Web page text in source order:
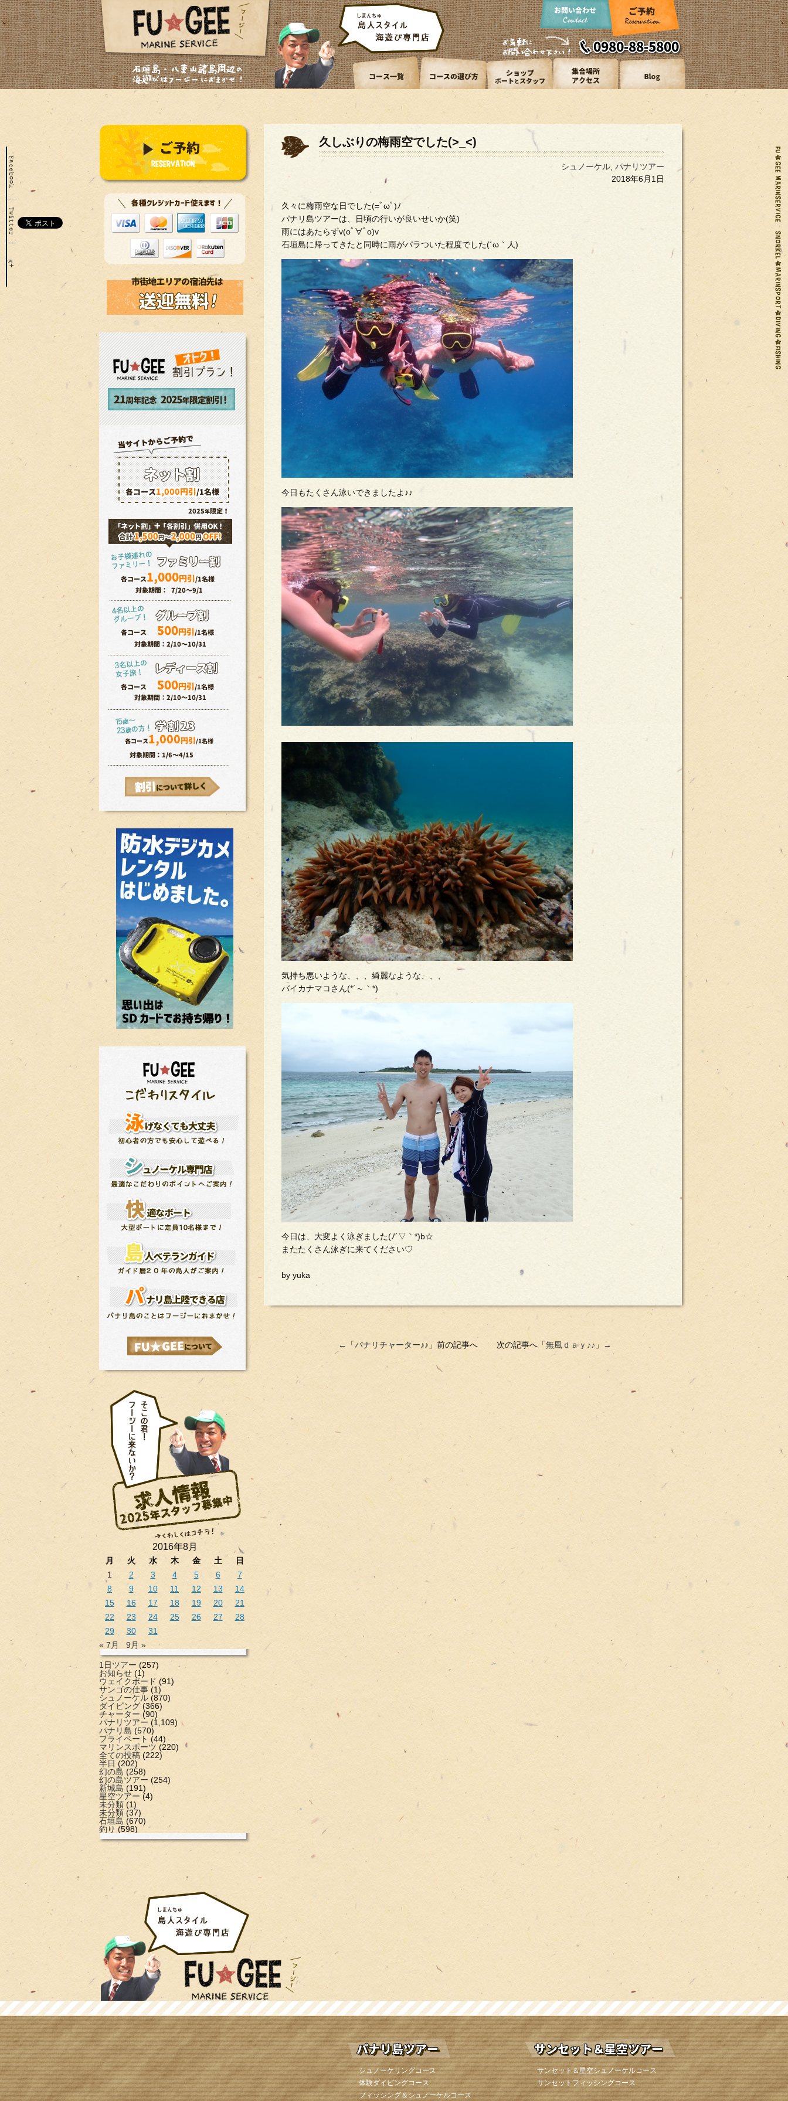
2016年8月
月 火 水 木 金 土
日
1
2 3 4 5 6
7
8
9 10 11 12 13
14
15
16 17 18 19 20
21
22
23 24 25 26 27
28
29
30
31
« 7月
9月 »
1日ツアー (257)
お知らせ (1)
ウェイクボード (91)
サンゴの仕事 (1)
シュノーケル (870)
ダイビング (366)
チャーター (90)
パナリツアー (1,109)
パナリ島 (570)
プライベート (44)
マリンスポーツ (220)
全ての投稿 (222)
半日 (202)
幻の島 (258)
幻の島ツアー (254)
新城島 (191)
星空ツアー (4)
未分類 (1)
未分類 (37)
石垣島 (670)
釣り (598)
久しぶりの梅雨空でした(>_<)
シュノーケル パナリツアー
2018年6月1日
久々に梅雨空な日でした(=ﾟωﾟ)ﾉ
パナリ島ツアーは、日頃の行いが良いせいか(笑)
雨にはあたらずv(oﾟ∀ﾟo)v
石垣島に帰ってきたと同時に雨がパラついた程度でした(´ω｀人)
今日もたくさん泳いできましたよ♪♪
気持ち悪いような、、、綺麗なような、、、
バイカナマコさん(*´～｀*)
今日は、大変よく泳ぎました(ﾉ´▽｀*)b☆
またたくさん泳ぎに来てください♡
by yuka
←「パナリチャーター♪♪ 」前の記事へ 次の記事へ「無風ｄａｙ♪♪ 」→
シュノーケリングコース
体験ダイビングコース
フィッシング＆シュノーケルコース
サンセット＆星空シュノーケルコース
サンセットフィッシングコース